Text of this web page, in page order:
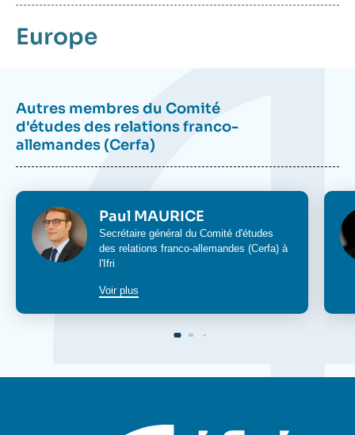
Europe
Autres membres du Comité
d'études des relations franco-
allemandes (Cerfa)
Image Paul MAURICE
Secrétaire général du Comité d'études
des relations franco-allemandes (Cerfa) à
l'Ifri
Voir plus